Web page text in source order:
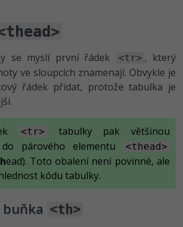
se myslí první řádek <tr> , který
ve sloupcích znamenají. Obvykle je
řádek přidat, protože tabulka je
<tr>
tabulky pak většinou
párového elementu
<thead>
head). Toto obalení není povinné, ale
kódu tabulky.
<th>